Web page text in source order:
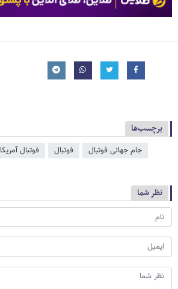
برچسب‌ها
جام جهانی فوتبال فوتبال فوتبال آمریکا
نظر شما